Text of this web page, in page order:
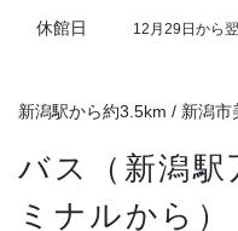
休館日 12月29日から
新潟駅から約3.5km / 新潟
バス（新潟駅
ミナルから）